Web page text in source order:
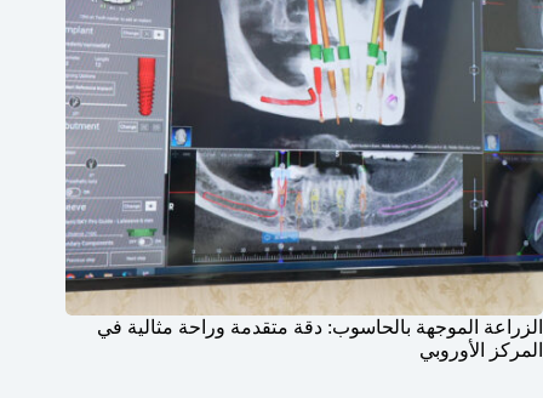
الزراعة الموجهة بالحاسوب: دقة متقدمة وراحة مثالية في
المركز الأوروبي